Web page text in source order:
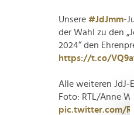
Unsere #JdJmm-
der Wahl zu den
2024“ den
https://t.co/
Alle weiteren JdJ-
Foto: RTL/Anne
pic.twitter.com/